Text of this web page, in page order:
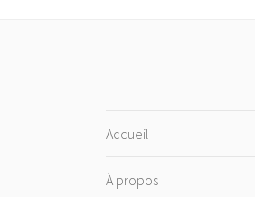
Accueil
À propos